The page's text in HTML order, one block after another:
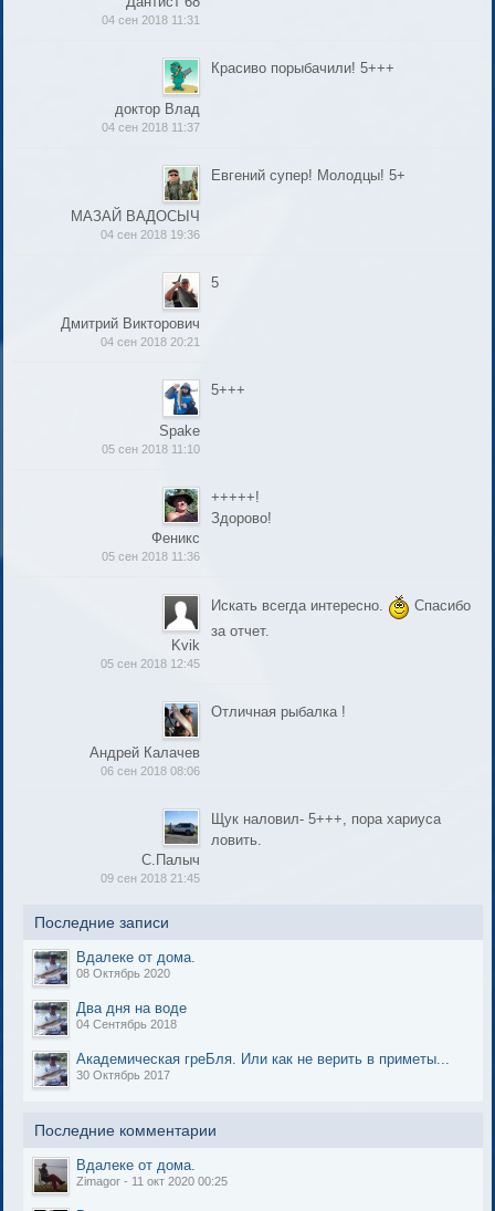
04 сен 2018 11:31
доктор Влад
04 сен 2018 11:37
Красиво порыбачили! 5+++
МАЗАЙ ВАДОСЫЧ
04 сен 2018 19:36
Евгений супер! Молодцы! 5+
Дмитрий Викторович
04 сен 2018 20:21
5
Spake
05 сен 2018 11:10
5+++
Феникс
05 сен 2018 11:36
+++++!
Здорово!
Kvik
05 сен 2018 12:45
Искать всегда интересно.
Спасибо
за отчет.
Андрей Калачев
06 сен 2018 08:06
Отличная рыбалка !
С.Палыч
09 сен 2018 21:45
Щук наловил- 5+++, пора хариуса
ловить.
Последние записи
Вдалеке от дома.
08 Октябрь 2020
Два дня на воде
04 Сентябрь 2018
Академическая греБля. Или как не верить в приметы...
30 Октябрь 2017
Последние комментарии
Вдалеке от дома.
Zimagor - 11 окт 2020 00:25